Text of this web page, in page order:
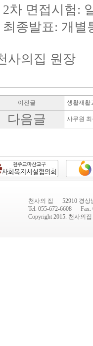
2차 면접시험:
최종발표: 개별
사의집 원장
이전글 생활재활
다음글 사무원
천사의 집 52910 경상
Tel. 055-672-6608 Fax.
Copyright 2015. 천사의집